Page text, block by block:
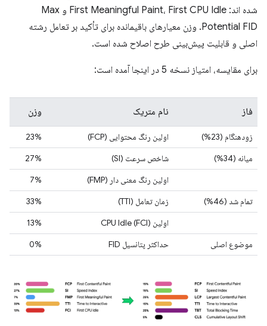
شده اند: First Meaningful Paint، First CPU Idle و Max
Potential FID. وزن معیارهای باقیمانده برای تأکید بر تعامل رشته
اصلی و قابلیت پیش‌بینی طرح اصلاح شده است.
برای مقایسه، امتیاز نسخه 5 در اینجا آمده است:
فاز نام متریک وزن
زودهنگام (23%) اولین رنگ محتوایی (FCP)
23%
میانه (34%)
شاخص سرعت (SI)
27%
اولین رنگ معنی دار (FMP)
7%
تمام شد (46%)
زمان تعامل (TTI)
33%
اولین CPU Idle (FCI)
13%
موضوع اصلی
حداکثر پتانسیل FID 0%